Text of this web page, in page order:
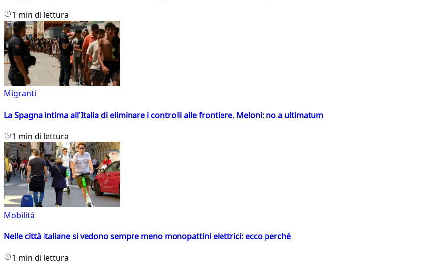
1 min di lettura
Migranti
La Spagna intima all'Italia di eliminare i controlli alle frontiere. Meloni: no a ultimatum
1 min di lettura
Mobilità
Nelle città italiane si vedono sempre meno monopattini elettrici: ecco perché
1 min di lettura